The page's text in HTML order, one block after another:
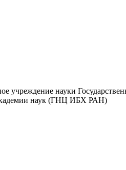
учреждение науки
наук (ГНЦ ИБХ РАН)